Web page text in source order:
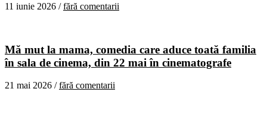
11 iunie 2026 /fără comentarii
Mă mut la mama, comedia care aduce toată familia
în sala de cinema, din 22 mai în cinematografe
21 mai 2026 /fără comentarii